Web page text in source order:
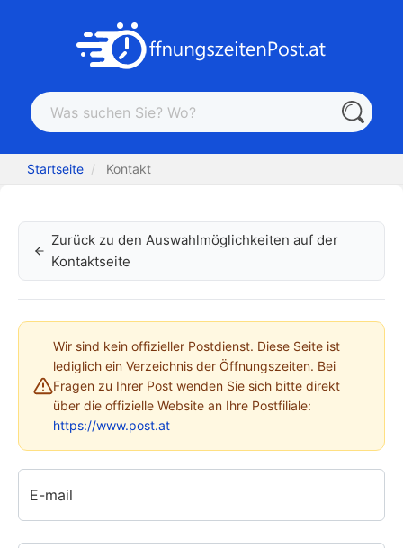
Startseite Kontakt
Zurück zu den Auswahlmöglichkeiten auf der
Kontaktseite
Wir sind kein offizieller Postdienst. Diese Seite ist
lediglich ein Verzeichnis der Öffnungszeiten. Bei
Fragen zu Ihrer Post wenden Sie sich bitte direkt
über die offizielle Website an Ihre Postfiliale:
https://www.post.at
E-mail